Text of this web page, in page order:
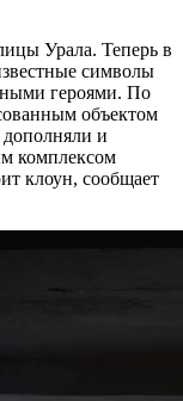
Урала. Теперь в
символы
героями. По
объектом
и
комплексом
клоун, сообщает